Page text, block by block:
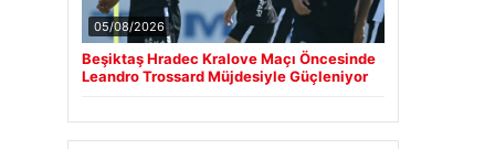
05/08/2026
Beşiktaş Hradec Kralove Maçı Öncesinde
Leandro Trossard Müjdesiyle Güçleniyor